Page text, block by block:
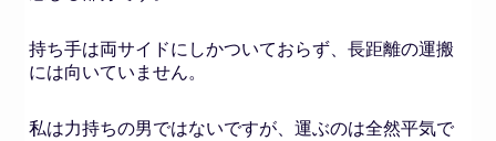
持ち手は両サイドにしかついておらず、長距離の運搬
には向いていません。
私は力持ちの男ではないですが、運ぶのは全然平気で